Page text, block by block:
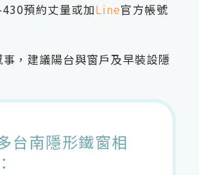
預約丈量或加Line官方帳號
事，建議陽台與窗戶及早裝設隱
台南隱形鐵窗相